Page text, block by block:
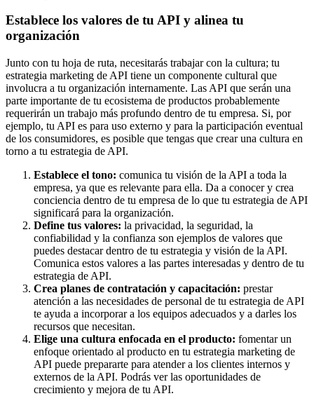
Establece los valores de tu API y alinea tu
organización
Junto con tu hoja de ruta, necesitarás trabajar con la cultura; tu
estrategia marketing de API tiene un componente cultural que
involucra a tu organización internamente. Las API que serán una
parte importante de tu ecosistema de productos probablemente
requerirán un trabajo más profundo dentro de tu empresa. Si, por
ejemplo, tu API es para uso externo y para la participación eventual
de los consumidores, es posible que tengas que crear una cultura en
torno a tu estrategia de API.
Establece el tono: comunica tu visión de la API a toda la
empresa, ya que es relevante para ella. Da a conocer y crea
conciencia dentro de tu empresa de lo que tu estrategia de API
significará para la organización.
Define tus valores: la privacidad, la seguridad, la
confiabilidad y la confianza son ejemplos de valores que
puedes destacar dentro de tu estrategia y visión de la API.
Comunica estos valores a las partes interesadas y dentro de tu
estrategia de API.
Crea planes de contratación y capacitación: prestar
atención a las necesidades de personal de tu estrategia de API
te ayuda a incorporar a los equipos adecuados y a darles los
recursos que necesitan.
Elige una cultura enfocada en el producto: fomentar un
enfoque orientado al producto en tu estrategia marketing de
API puede prepararte para atender a los clientes internos y
externos de la API. Podrás ver las oportunidades de
crecimiento y mejora de tu API.